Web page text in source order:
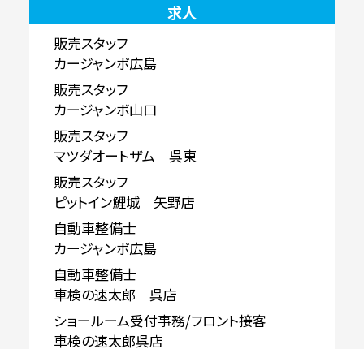
求人
販売スタッフ
カージャンボ広島
販売スタッフ
カージャンボ山口
販売スタッフ
マツダオートザム 呉東
販売スタッフ
ピットイン鯉城 矢野店
自動車整備士
カージャンボ広島
自動車整備士
車検の速太郎 呉店
ショールーム受付事務/フロント接客
車検の速太郎呉店